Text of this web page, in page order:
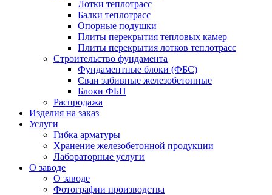
Лотки теплотрасс
Балки теплотрасс
Опорные подушки
Плиты перекрытия тепловых камер
Плиты перекрытия лотков теплотрасс
Строительство фундамента
Фундаментные блоки (ФБС)
Сваи забивные железобетонные
Блоки ФБП
Распродажа
Изделия на заказ
Услуги
Гибка арматуры
Хранение железобетонной продукции
Лабораторные услуги
О заводе
О заводе
Фотографии производства